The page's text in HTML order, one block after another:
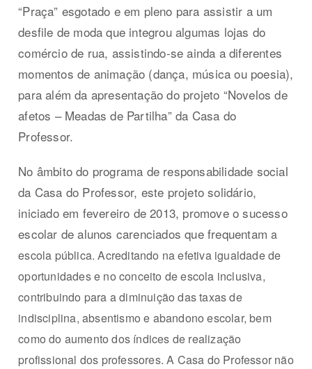
“Praça” esgotado e em pleno para assistir a um
desfile de moda que integrou algumas lojas do
comércio de rua, assistindo-se ainda a diferentes
momentos de animação (dança, música ou poesia),
para além da apresentação do projeto “Novelos de
afetos – Meadas de Partilha” da Casa do
Professor.
No âmbito do programa de responsabilidade social
da Casa do Professor, este projeto solidário,
iniciado em fevereiro de 2013, promove o sucesso
escolar de alunos carenciados que frequentama
escola pública. Acreditando na efetiva igualdade de
oportunidades e no conceito de escola inclusiva,
contribuindo para a diminuição das taxas de
indisciplina, absentismo e abandono escolar, bem
como do aumento dos índices de realização
profissional dos professores. A Casa do Professor não